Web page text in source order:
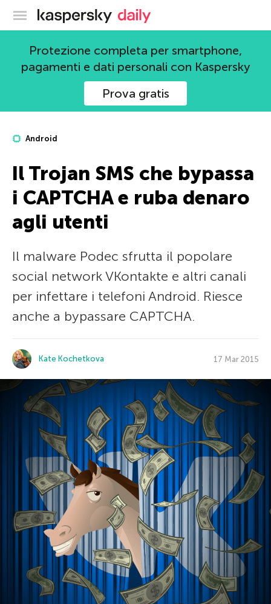
Blog ufficiale di Kaspersky
Protezione completa per smartphone,
pagamenti e dati personali con Kaspersky
Prova gratis
Android
Il Trojan SMS che bypassa
i CAPTCHA e ruba denaro
agli utenti
Il malware Podec sfrutta il popolare
social network VKontakte e altri canali
per infettare i telefoni Android. Riesce
anche a bypassare CAPTCHA.
Kate Kochetkova 17 Mar 2015